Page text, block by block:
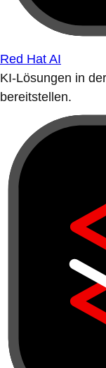
Red Hat AI
KI-Lösungen in
bereitstellen.